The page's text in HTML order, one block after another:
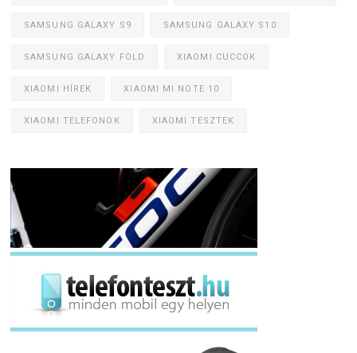
SAMSUNG GALAXY S9 SAMSUNG GALAXY S10
SAMSUNG GALAXY FOLD XIAOMI CUCCOK
XIAOMI HÍREK XIAOMI MI NOTE 10
XIAOMI TELEFONOK XIAOMI TESZTEK